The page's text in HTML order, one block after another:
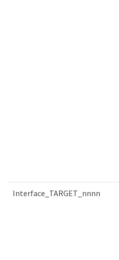
Interface_TARGET_nnnn